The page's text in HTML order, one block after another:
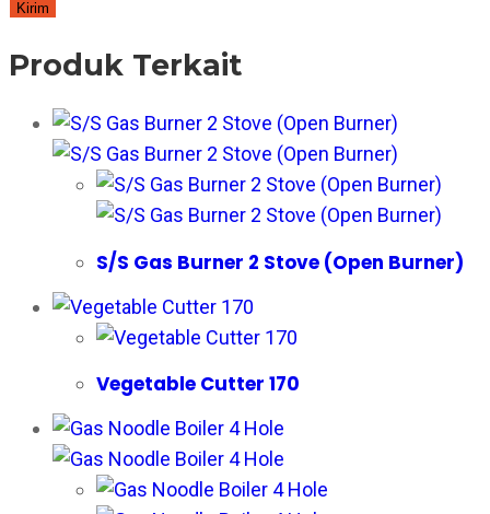
Produk Terkait
S/S Gas Burner 2 Stove (Open Burner)
Vegetable Cutter 170